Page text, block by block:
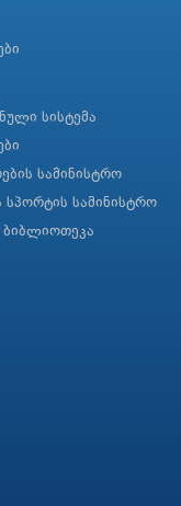
სისტემა
სამინისტრო
სამინისტრო